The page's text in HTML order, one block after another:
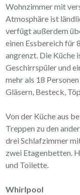
Wohnzimmer mit
Atmosphäre ist
verfügt außerdem
einen Essbereich für
angrenzt. Die Küche
Geschirrspüler und
mehr als 18
Gläsern, Besteck,
Von der Küche aus
Treppen zu den
drei Schlafzimmer
zwei Etagenbetten.
und Toilette.
Whirlpool